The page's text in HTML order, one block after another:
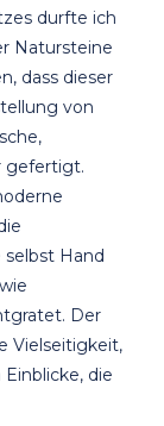
durfte ich
Natursteine
dass dieser
von
gefertigt.
Hand
Der
Vielseitigkeit,
die